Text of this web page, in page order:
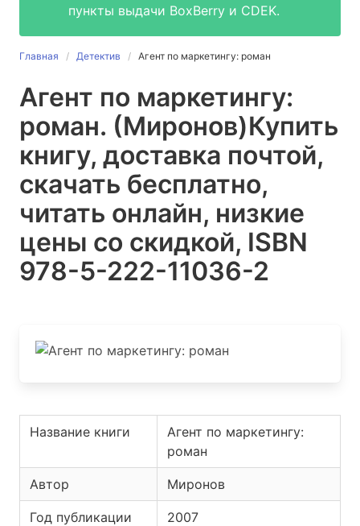
пункты выдачи BoxBerry и CDEK.
Главная Детектив Агент по маркетингу: роман
Агент по маркетингу:
роман. (Миронов)Купить
книгу, доставка почтой,
скачать бесплатно,
читать онлайн, низкие
цены со скидкой, ISBN
978-5-222-11036-2
Название книги
Агент по маркетингу:
роман
Автор Миронов
Год публикации 2007